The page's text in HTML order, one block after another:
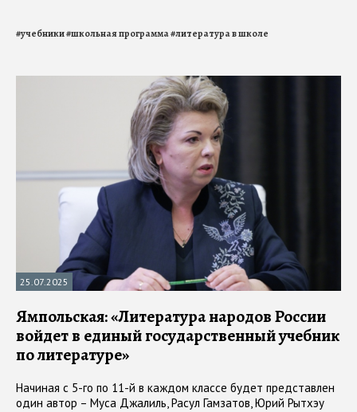
#учебники#школьная программа#литература в школе
25.07.2025
Ямпольская: «Литература народов России
войдет в единый государственный учебник
по литературе»
Начиная с 5-го по 11-й в каждом классе будет представлен
один автор – Муса Джалиль, Расул Гамзатов, Юрий Рытхэу